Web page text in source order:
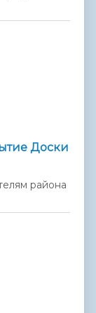
Доски
района